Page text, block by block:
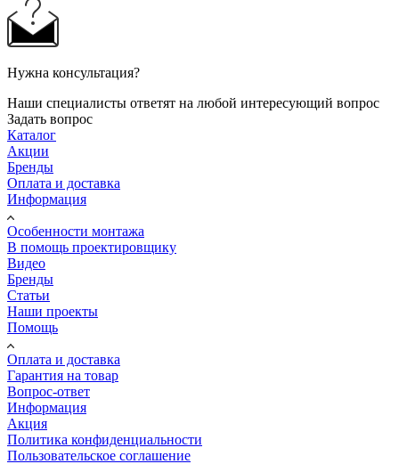
Нужна консультация?
Наши специалисты ответят на любой интересующий вопрос
Задать вопрос
Каталог
Акции
Бренды
Оплата и доставка
Информация
Особенности монтажа
В помощь проектировщику
Видео
Бренды
Статьи
Наши проекты
Помощь
Оплата и доставка
Гарантия на товар
Вопрос-ответ
Информация
Акция
Политика конфиденциальности
Пользовательское соглашение